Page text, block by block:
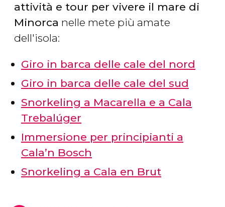
attività e tour per vivere il mare di
Minorca nelle mete più amate
dell'isola:
Giro in barca delle cale del nord
Giro in barca delle cale del sud
Snorkeling a Macarella e a Cala
Trebalúger
Immersione per principianti a
Cala’n Bosch
Snorkeling a Cala en Brut